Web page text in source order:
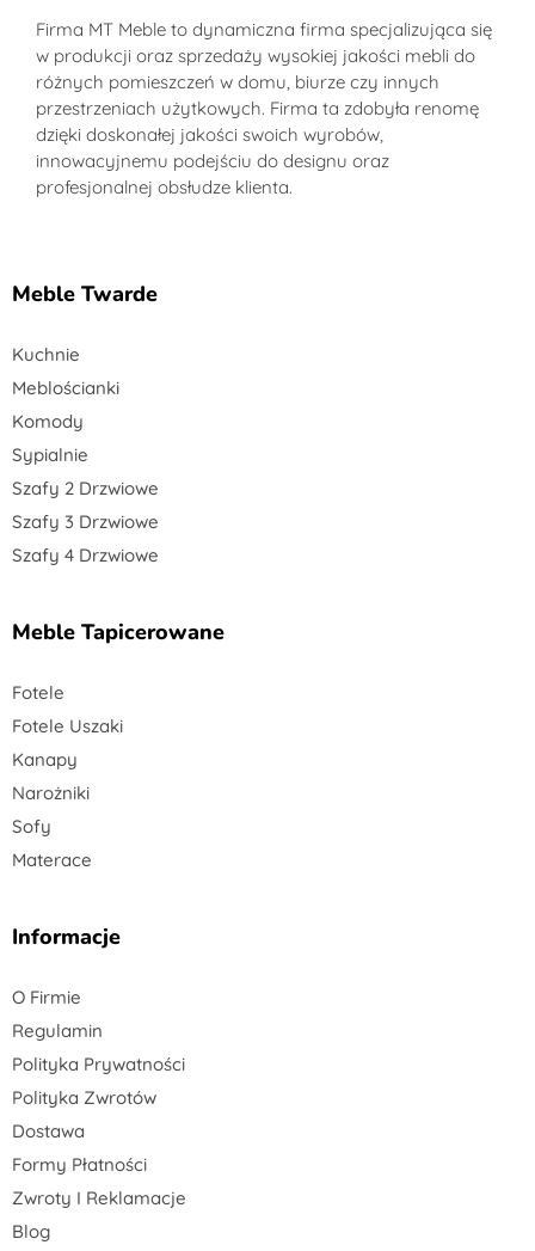
Firma MT Meble to dynamiczna firma specjalizująca się
w produkcji oraz sprzedaży wysokiej jakości mebli do
różnych pomieszczeń w domu, biurze czy innych
przestrzeniach użytkowych. Firma ta zdobyła renomę
dzięki doskonałej jakości swoich wyrobów,
innowacyjnemu podejściu do designu oraz
profesjonalnej obsłudze klienta.
Meble Twarde
Kuchnie
Meblościanki
Komody
Sypialnie
Szafy 2 Drzwiowe
Szafy 3 Drzwiowe
Szafy 4 Drzwiowe
Meble Tapicerowane
Fotele
Fotele Uszaki
Kanapy
Narożniki
Sofy
Materace
Informacje
O Firmie
Regulamin
Polityka Prywatności
Polityka Zwrotów
Dostawa
Formy Płatności
Zwroty I Reklamacje
Blog